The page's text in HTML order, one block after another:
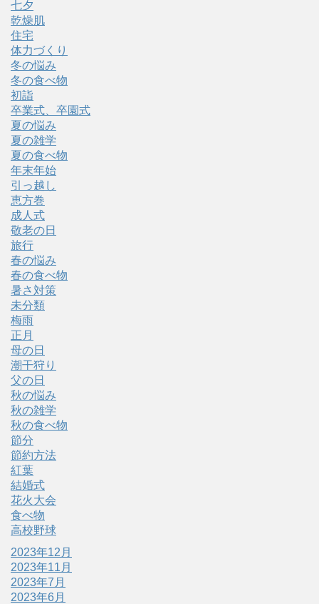
七夕
乾燥肌
住宅
体力づくり
冬の悩み
冬の食べ物
初詣
卒業式、卒園式
夏の悩み
夏の雑学
夏の食べ物
年末年始
引っ越し
恵方巻
成人式
敬老の日
旅行
春の悩み
春の食べ物
暑さ対策
未分類
梅雨
正月
母の日
潮干狩り
父の日
秋の悩み
秋の雑学
秋の食べ物
節分
節約方法
紅葉
結婚式
花火大会
食べ物
高校野球
2023年12月
2023年11月
2023年7月
2023年6月